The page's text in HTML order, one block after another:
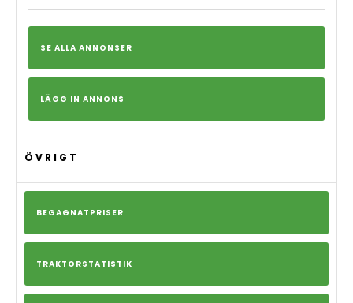
SE ALLA ANNONSER
LÄGG IN ANNONS
ÖVRIGT
BEGAGNATPRISER
TRAKTORSTATISTIK